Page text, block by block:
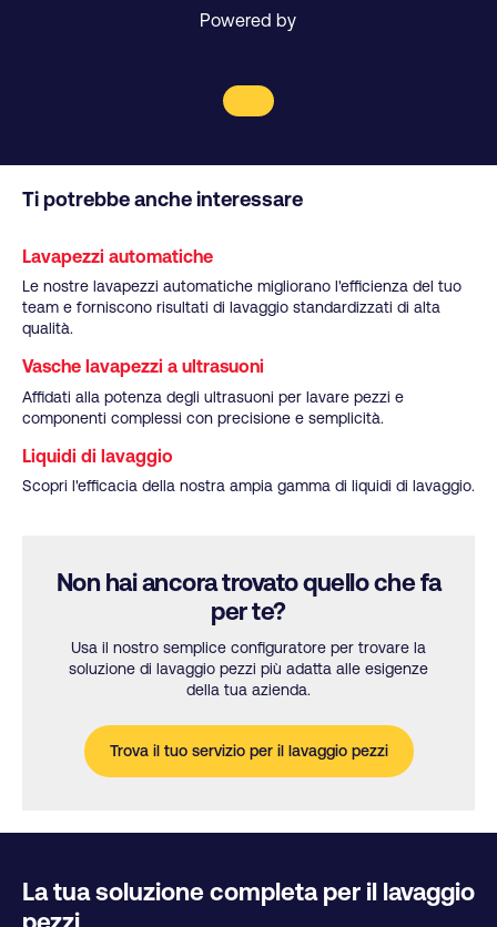
Powered by
Ti potrebbe anche interessare
Lavapezzi automatiche
Le nostre lavapezzi automatiche migliorano l'efficienza del tuo
team e forniscono risultati di lavaggio standardizzati di alta
qualità.
Vasche lavapezzi a ultrasuoni
Affidati alla potenza degli ultrasuoni per lavare pezzi e
componenti complessi con precisione e semplicità.
Liquidi di lavaggio
Scopri l'efficacia della nostra ampia gamma di liquidi di lavaggio.
Non hai ancora trovato quello che fa
per te?
Usa il nostro semplice configuratore per trovare la
soluzione di lavaggio pezzi più adatta alle esigenze
della tua azienda.
Trova il tuo servizio per il lavaggio pezzi
La tua soluzione completa per il lavaggio